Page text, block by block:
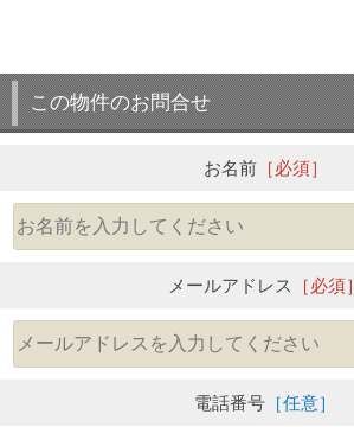
この物件のお問合せ
お名前［必須］
メールアドレス ［必須］
電話番号 ［任意］